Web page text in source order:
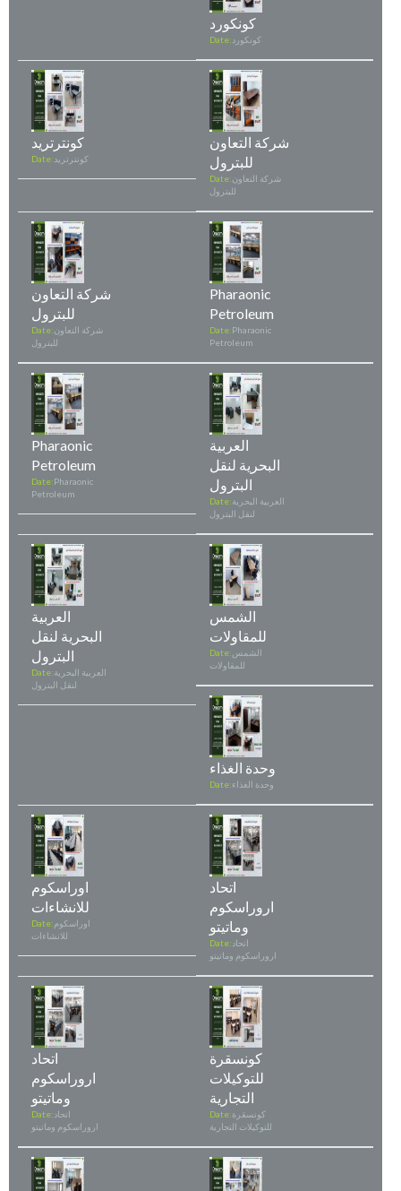
كونكورد
Date: كونكورد
كونترتريد
Date: كونترتريد
شركة التعاون
للبترول
Date:شركة التعاون
للبترول
شركة التعاون
للبترول
Date:شركة التعاون
للبترول
Pharaonic
Petroleum
Date:Pharaonic
Petroleum
Pharaonic
Petroleum
Date:Pharaonic
Petroleum
العربية
البحرية لنقل
البترول
Date:العربية البحرية
لنقل البترول
العربية
البحرية لنقل
البترول
Date:العربية البحرية
لنقل البترول
الشمس
للمقاولات
Date:الشمس
للمقاولات
وحدة الغذاء
Date:وحدة الغذاء
اوراسكوم
للانشاءات
Date: اوراسكوم
للانشاءات
اتحاد
اروراسكوم
وماتيتو
Date: اتحاد
اروراسكوم وماتيتو
اتحاد
اروراسكوم
وماتيتو
Date: اتحاد
اروراسكوم وماتيتو
كونسقرة
للتوكيلات
التجارية
Date:كونسقرة
للتوكيلات التجارية